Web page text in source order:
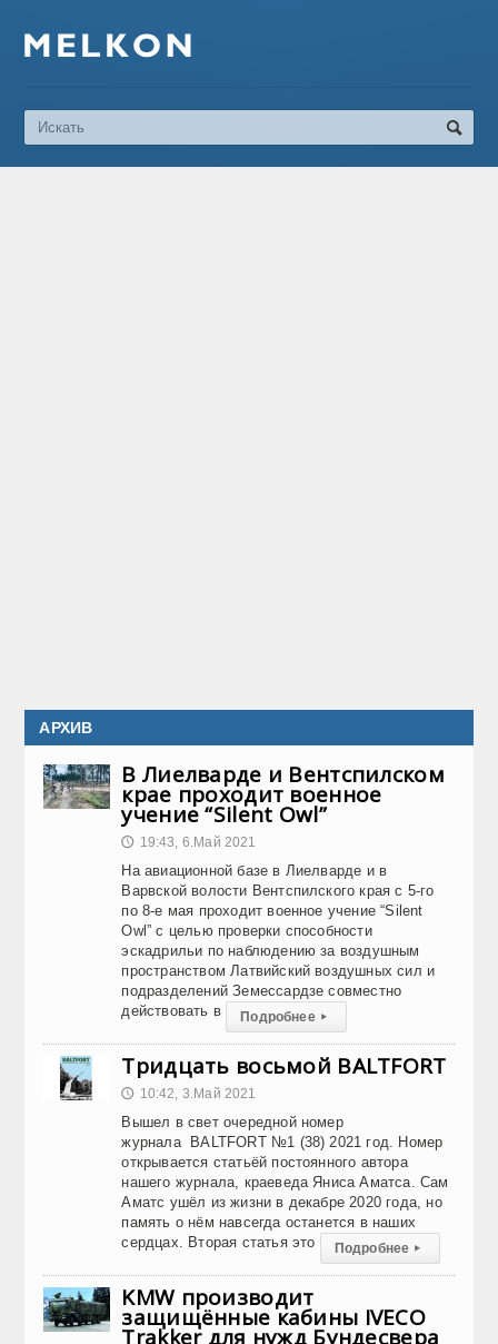
АРХИВ
В Лиелварде и Вентспилском
крае проходит военное
учение “Silent Owl”
🕔 19:43, 6.Май 2021
На авиационной базе в Лиелварде и в
Варвской волости Вентспилского края с 5-го
по 8-е мая проходит военное учение “Silent
Owl” с целью проверки способности
эскадрильи по наблюдению за воздушным
пространством Латвийский воздушных сил и
подразделений Земессардзе совместно
действовать в
Подробнее ▸
Тридцать восьмой BALTFORT
🕔 10:42, 3.Май 2021
Вышел в свет очередной номер
журнала BALTFORT №1 (38) 2021 год. Номер
открывается статьёй постоянного автора
нашего журнала, краеведа Яниса Аматса. Сам
Аматс ушёл из жизни в декабре 2020 года, но
память о нём навсегда останется в наших
сердцах. Вторая статья это
Подробнее ▸
KMW производит
защищённые кабины IVECO
Trakker для нужд Бундесвера